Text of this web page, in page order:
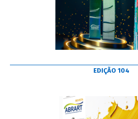
EDIÇÃO 104